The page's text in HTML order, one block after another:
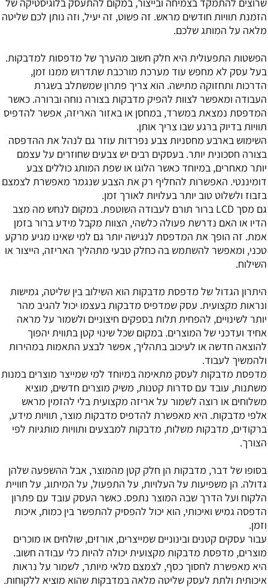
הזמנת תוויות חודשים מראש. זה פשוט, זה יעיל, וזה נותן לכם שליטה
מלאה על המותג שלכם.
הפשטות התפעולית היא חלק חשוב מהערך של מדפסות למדבקות.
בעל עסק לא מחפש עוד מערכת מורכבת שתדרוש ממנו זמן,
הדרכות ותחזוקה מתישה. הוא צריך פתרון שמשתלב בשגרת
העבודה ומאפשר לצוות להפיק מדבקות בצורה נוחה וברורה. כאשר
המדפסת נמצאת במשרד, במחסן או באזור האריזה, אפשר להדפיס
תוויות בדיוק ברגע שבו צריך אותן.
השימוש בארבע מחסניות צבע נפרדות עוזר גם לנהל את ההדפסה
בצורה חסכונית יותר. בעסקים רבים יש צבעים שחוזרים על עצמם
יותר מאחרים, במיוחד כאשר הלוגו או שפת המותג כוללים צבע
דומיננטי. האפשרות להחליף רק את הצבע שנגמר מאפשרת לצמצם
בזבוז ולשלוט טוב יותר בעלויות לאורך זמן.
גם מסך LCD ברור תורם לעבודה השוטפת. במקום לנחש מה מצב
הדיו או האם נדרשת פעולה כלשהי, הצוות מקבל מידע ברור בזמן
אמת. זה הופך את המדפסת לנגישה יותר גם למי שאינו מגיע מרקע
טכני, ומאפשר להשתמש בה כחלק טבעי מתהליך האריזה, הייצור או
השילוח.
היתרון הגדול של מדפסת מדבקות הוא השילוב בין שליטה, גמישות
ונראות מקצועית. עסק שמדפיס מדבקות בעצמו יכול להגיב מהר
יותר לשינויים, להפחית תלות בספקים חיצוניים ולשמור על מראה
אחיד ועדכני של המוצרים. במקום שכל שינוי קטן בתווית יהפוך
להוצאה חדשה או לעיכוב בתהליך, אפשר לבצע התאמות במהירות
ולהמשיך לעבוד.
מדפסת מדבקות לעסק מתאימה במיוחד למי שמייצר מוצרים במנות
משתנות, עובד עם סדרות קטנות, משיק מוצרים חדשים, מוציא
משלוחים או רוצה לשמור על אריזה מקצועית בלי להזמין מראש
אלפי מדבקות. היא מאפשרת להדפיס מדבקות מוצר, תוויות מידע,
ברקודים, מדבקות משלוח, מדבקות למבצעים ותוויות מותגיות לפי
הצורך.
בסופו של דבר, מדבקות הן חלק קטן מהמוצר, אבל ההשפעה שלהן
גדולה. הן משפיעות על העלויות, על התפעול, על המיתוג, על חוויית
הלקוח ועל הדרך שבה המוצר נתפס. כאשר העסק עובד עם פתרון
הדפסה גמיש ואיכותי, הוא יכול להפסיק להתפשר בין כמות, איכות
וזמן.
עבור עסקים קטנים ובינוניים שמייצרים, אורזים, שולחים או מוכרים
מוצרים, מדפסת מדבקות מקצועית יכולה להיות כלי עבודה חשוב.
היא מאפשרת לחסוך כסף, לצמצם מלאי מיותר, לשמור על נראות
איכותית ולתת לעסק שליטה מלאה במדבקות שהוא מוציא ללקוחות.